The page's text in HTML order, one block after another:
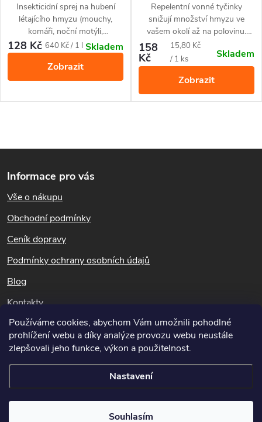
Používáme cookies, abychom Vám umožnili pohodlné
prohlížení webu a díky analýze provozu webu neustále
zlepšovali jeho funkce, výkon a použitelnost.
Nastavení
Souhlasím
Insekticidní sprej na hubení
létajícího hmyzu (mouchy,
komáři, noční motýli,
muchničky,....) a jeho larev.
Hadička se speciální koncovkou
umožňuje aplikovat přípravek i
do nepřístupných míst a
až 6 měsíců.
128 Kč Měrná
640 Kč / 1 l Skladem
Zobrazit
Repelentní vonné tyčinky
snižují množství hmyzu ve
vašem okolí až na polovinu.
Vytvoří kolem vás ochrannou
bariéru proti bodavému hmyzu
s příjemnou citronovou vůní.
Jsou účinné proti veškerým
druhům bodavého hmyzu.
158
Kč
Měrná
cena:
15,80 Kč
/ 1 ks
Skladem
Zobrazit
l
á
d
a
c
í
p
r
v
k
á
p
a
Informace pro vás
Vše o nákupu
Obchodní podmínky
Ceník dopravy
Podmínky ochrany osobních údajů
Blog
Kontakty
Dotazy k objednávkám
info@hubeni-skudcu.cz
nastavení cookies